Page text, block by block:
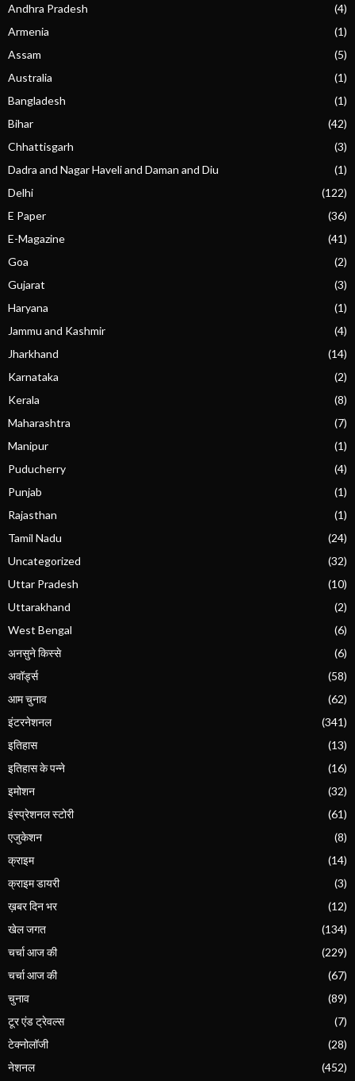
Andhra Pradesh
(4)
Armenia
(1)
Assam
(5)
Australia
(1)
Bangladesh
(1)
Bihar
(42)
Chhattisgarh
(3)
Dadra and Nagar Haveli and Daman and Diu
(1)
Delhi
(122)
E Paper
(36)
E-Magazine
(41)
Goa
(2)
Gujarat
(3)
Haryana
(1)
Jammu and Kashmir
(4)
Jharkhand
(14)
Karnataka
(2)
Kerala
(8)
Maharashtra
(7)
Manipur
(1)
Puducherry
(4)
Punjab
(1)
Rajasthan
(1)
Tamil Nadu
(24)
Uncategorized
(32)
Uttar Pradesh
(10)
Uttarakhand
(2)
West Bengal
(6)
अनसुने किस्से
(6)
अवॉर्ड्स
(58)
आम चुनाव
(62)
इंटरनेशनल
(341)
इतिहास
(13)
इतिहास के पन्ने
(16)
इमोशन
(32)
इंस्प्रेशनल स्टोरी
(61)
एजुकेशन
(8)
क्राइम
(14)
क्राइम डायरी
(3)
ख़बर दिन भर
(12)
खेल जगत
(134)
चर्चा आज की
(229)
चर्चा आज की
(67)
चुनाव
(89)
टूर एंड ट्रेवल्स
(7)
टेक्नोलॉजी
(28)
नेशनल
(452)